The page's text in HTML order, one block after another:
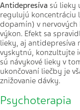
Antidepresíva sú lieky
regulujú koncentráciu
dopamín) v
výkon. Efekt sa
lieky, aj antidepresíva
vyskytnú, konzultujte
sú návykové lieky v
ukončovaní liečby je
znižovanie dávky.
Psychoterapia